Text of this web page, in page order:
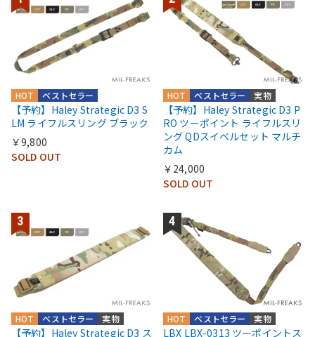
ベストセラー
HOT
【予約】Haley Strategic D3 S
LM ライフルスリング ブラック
￥9,800
SOLD OUT
実物
ベストセラー
HOT
【予約】Haley Strategic D3 P
RO ツーポイント ライフルスリ
ング QDスイベルセット マルチ
カム
￥24,000
SOLD OUT
実物
ベストセラー
HOT
【予約】Haley Strategic D3 ス
実物
ベストセラー
HOT
LBX LBX-0313 ツーポイントス